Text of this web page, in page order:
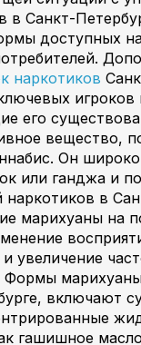
в Санкт-
доступных
наркотиков
игроков
его
вещество,
Он
или ганджа и
наркотиков в
марихуаны на
увеличение
Формы
включают
гашишное